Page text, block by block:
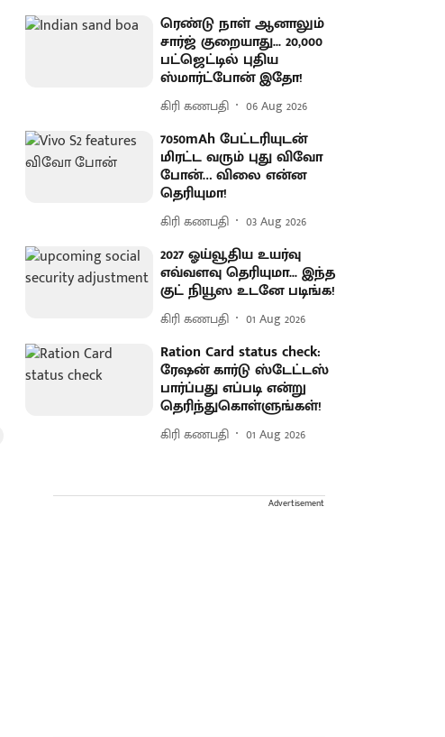
ரெண்டு நாள் ஆனாலும்
சார்ஜ் குறையாது... 20,000
பட்ஜெட்டில் புதிய
ஸ்மார்ட்போன் இதோ!
கிரி கணபதி 06 Aug 2026
7050mAh பேட்டரியுடன்
மிரட்ட வரும் புது விவோ
போன்… விலை என்ன
தெரியுமா!
கிரி கணபதி 03 Aug 2026
2027 ஓய்வூதிய உயர்வு
எவ்வளவு தெரியுமா... இந்த
குட் நியூஸ உடனே படிங்க!
கிரி கணபதி 01 Aug 2026
Ration Card status check:
ரேஷன் கார்டு ஸ்டேட்டஸ்
பார்ப்பது எப்படி என்று
தெரிந்துகொள்ளுங்கள்!
கிரி கணபதி 01 Aug 2026
Advertisement